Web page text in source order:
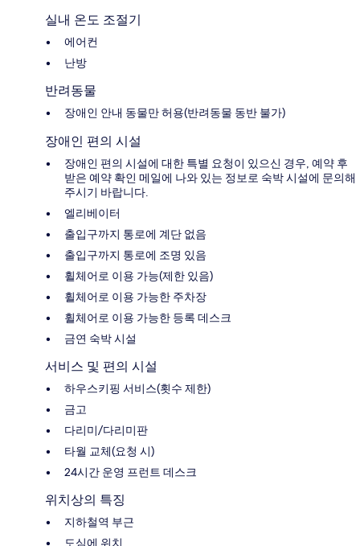
실내 온도 조절기
에어컨
난방
반려동물
장애인 안내 동물만 허용(반려동물 동반 불가)
장애인 편의 시설
장애인 편의 시설에 대한 특별 요청이 있으신 경우, 예약 후
받은 예약 확인 메일에 나와 있는 정보로 숙박 시설에 문의해
주시기 바랍니다.
엘리베이터
출입구까지 통로에 계단 없음
출입구까지 통로에 조명 있음
휠체어로 이용 가능(제한 있음)
휠체어로 이용 가능한 주차장
휠체어로 이용 가능한 등록 데스크
금연 숙박 시설
서비스 및 편의 시설
하우스키핑 서비스(횟수 제한)
금고
다리미/다리미판
타월 교체(요청 시)
24시간 운영 프런트 데스크
위치상의 특징
지하철역 부근
도심에 위치